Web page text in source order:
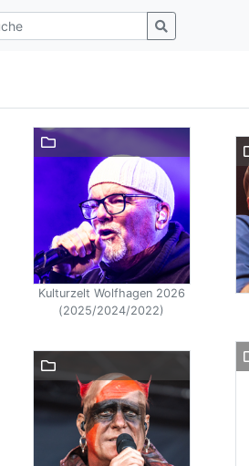
Kulturzelt Wolfhagen 2026
(2025/2024/2022)